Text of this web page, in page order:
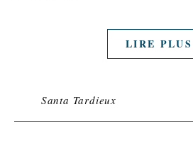
LIRE PLUS
Santa Tardieux